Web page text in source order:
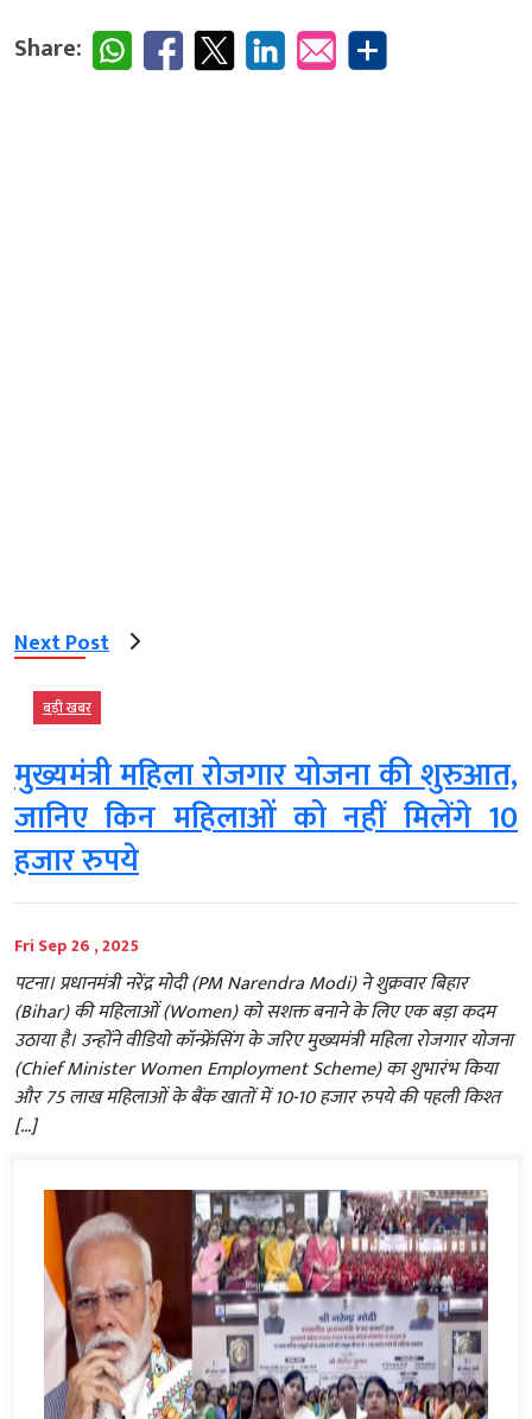
Share:
Next Post
बड़ी खबर
मुख्यमंत्री महिला रोजगार योजना की शुरुआत,
जानिए किन महिलाओं को नहीं मिलेंगे 10
हजार रुपये
Fri Sep 26 , 2025
पटना। प्रधानमंत्री नरेंद्र मोदी (PM Narendra Modi) ने शुक्रवार बिहार
(Bihar) की महिलाओं (Women) को सशक्त बनाने के लिए एक बड़ा कदम
उठाया है। उन्होंने वीडियो कॉन्फ्रेंसिंग के जरिए मुख्यमंत्री महिला रोजगार योजना
(Chief Minister Women Employment Scheme) का शुभारंभ किया
और 75 लाख महिलाओं के बैंक खातों में 10-10 हजार रुपये की पहली किश्त
[…]